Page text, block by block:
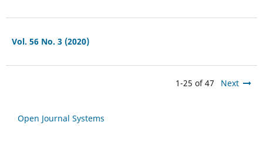
Vol. 56 No. 3 (2020)
1-25 of 47 Next
Open Journal Systems